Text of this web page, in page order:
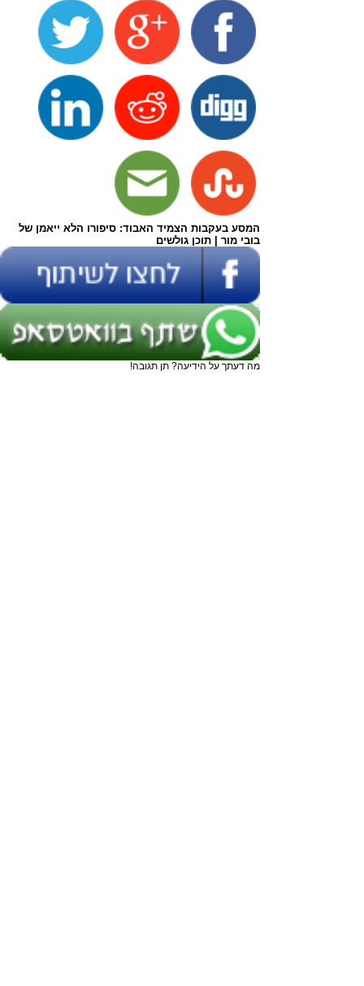
המסע בעקבות הצמיד האבוד: סיפורו הלא ייאמן של
בובי מור | תוכן גולשים
מה דעתך על הידיעה? תן תגובה!